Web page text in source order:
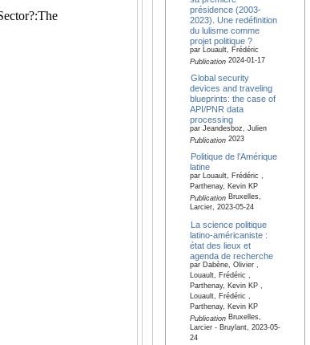
présidence (2003-
2023). Une redéfinition
du lulisme comme
projet politique ?
par Louault, Frédéric
Publication2024-01-17
Global security
devices and traveling
blueprints: the case of
API/PNR data
processing
par Jeandesboz, Julien
Publication2023
Politique de l’Amérique
latine
par Louault, Frédéric ,
Parthenay, Kevin KP
PublicationBruxelles,
Larcier, 2023-05-24
La science politique
latino-américaniste :
état des lieux et
agenda de recherche
par Dabène, Olivier ,
Louault, Frédéric ,
Parthenay, Kevin KP ,
Louault, Frédéric ,
Parthenay, Kevin KP
PublicationBruxelles,
Larcier - Bruylant, 2023-05-
24